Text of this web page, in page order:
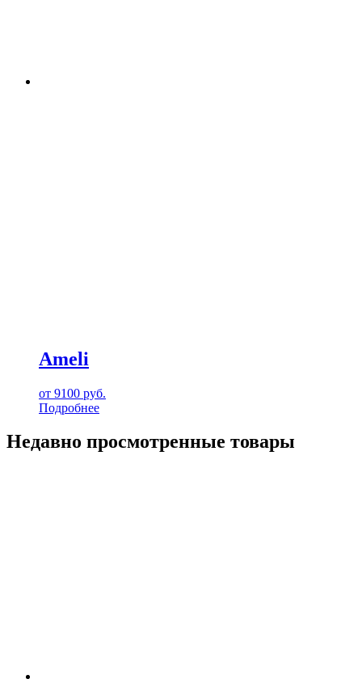
Ameli
от 9100 руб.
Подробнее
Недавно просмотренные товары